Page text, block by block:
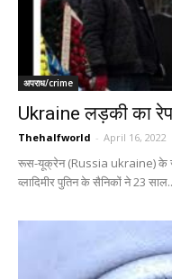
अपराध/crime
Ukraine लड़की का
Thehalfworld - April 16, 2022
रूस-यूक्रेन (Russia ukraine) के
व्लादिमीर पुतिन के सैनिकों ने 23